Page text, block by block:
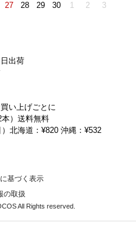
27
28 29 30 1 2 3
出荷
い上げごとに
）送料無料
北海道：¥820 沖縄：¥532
基づく表示
の取扱
All Rights reserved.